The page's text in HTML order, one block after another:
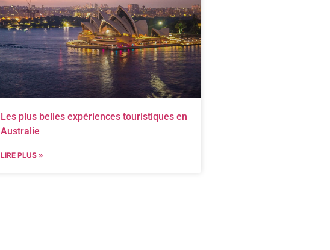
Les plus belles expériences touristiques en
Australie
LIRE PLUS »